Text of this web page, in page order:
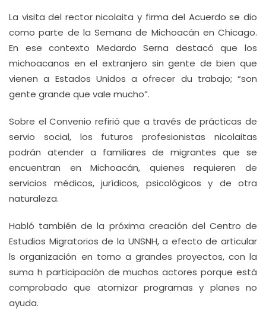
La visita del rector nicolaita y firma del Acuerdo se dio
como parte de la Semana de Michoacán en Chicago.
En ese contexto Medardo Serna destacó que los
michoacanos en el extranjero sin gente de bien que
vienen a Estados Unidos a ofrecer du trabajo; “son
gente grande que vale mucho”.
Sobre el Convenio refirió que a través de prácticas de
servio social, los futuros profesionistas nicolaitas
podrán atender a familiares de migrantes que se
encuentran en Michoacán, quienes requieren de
servicios médicos, jurídicos, psicológicos y de otra
naturaleza.
Habló también de la próxima creación del Centro de
Estudios Migratorios de la UNSNH, a efecto de articular
ls organización en torno a grandes proyectos, con la
suma h participación de muchos actores porque está
comprobado que atomizar programas y planes no
ayuda.